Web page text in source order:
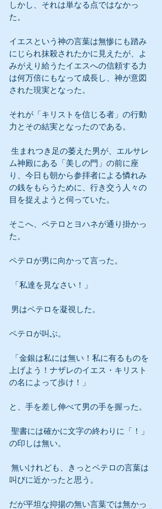
しかし、それは単なる点ではなかっ
た。
イエスという神の言葉は無惨にも踏み
にじられ抹殺されたかに見えたが、よ
みがえり給うたイエスへの信頼する力
は何万倍にもなって成長し、神が意図
された現実となった。
それが「キリストを信じる者」の行動
力とその結実となったのである。
ム神殿にある「美しの門」の前に座
り、今日も朝から参拝者による憐れみ
の銭をもらうために、行き交う人々の
目を捉えようと伺っていた。
そこへ、ペテロとヨハネが通り掛かっ
た。
ペテロが男に向かって言った。
「私達を見なさい！」
男はペテロを凝視した。
ペテロが叫ぶ。
上げよう！ナザレのイエス・キリスト
の名によって歩け！」
と、手を差し伸べて男の手を握った。
の印しは無い。
叫びに近かったと思う。
だが平坦な抑揚の無い言葉では無かっ